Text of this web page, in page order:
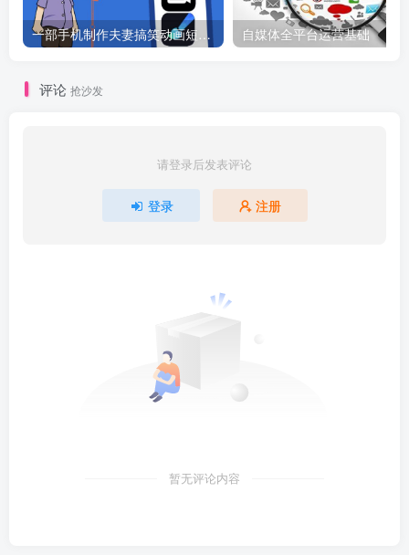
一部手机制作夫妻搞笑动画短视频教程，零基础也能快速上手 自媒体全平台运营基础
评论 抢沙发
请登录后发表评论
登录 注册
暂无评论内容